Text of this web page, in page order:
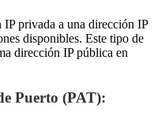
privada a una dirección IP
disponibles. Este tipo de
dirección IP pública en
Puerto (PAT):